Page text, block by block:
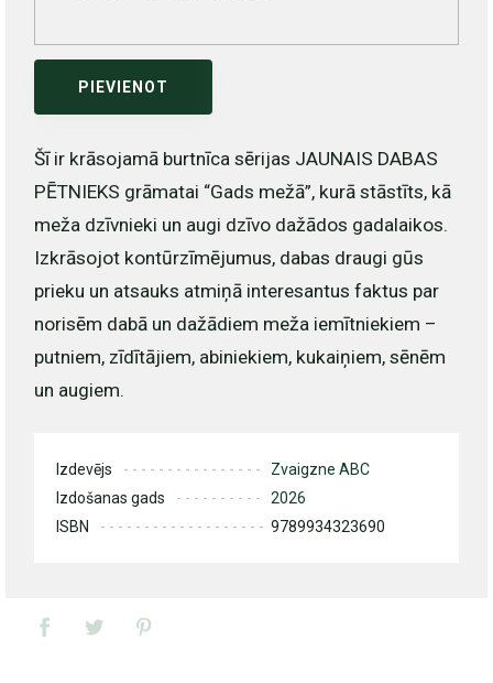
PIEVIENOT
Šī ir krāsojamā burtnīca sērijas JAUNAIS DABAS
PĒTNIEKS grāmatai “Gads mežā”, kurā stāstīts, kā
meža dzīvnieki un augi dzīvo dažādos gadalaikos.
Izkrāsojot kontūrzīmējumus, dabas draugi gūs
prieku un atsauks atmiņā interesantus faktus par
norisēm dabā un dažādiem meža iemītniekiem –
putniem, zīdītājiem, abiniekiem, kukaiņiem, sēnēm
un augiem.
Izdevējs
Zvaigzne ABC
Izdošanas gads
2026
ISBN
9789934323690